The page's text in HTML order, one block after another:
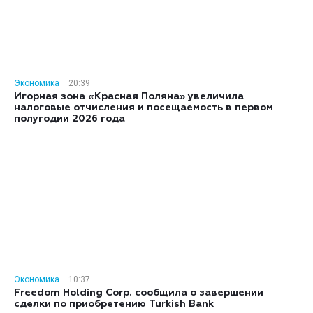
Экономика
20:39
Игорная зона «Красная Поляна» увеличила
налоговые отчисления и посещаемость в первом
полугодии 2026 года
Экономика
10:37
Freedom Holding Corp. сообщила о завершении
сделки по приобретению Turkish Bank